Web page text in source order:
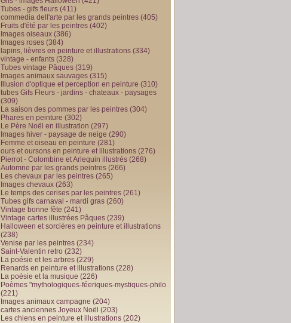
Tubes - gifs fleurs (411)
commedia dell'arte par les grands peintres (405)
Fruits d'été par les peintres (402)
Images oiseaux (386)
Images roses (384)
lapins, lièvres en peinture et illustrations (334)
vintage - enfants (328)
Tubes vintage Pâques (319)
Images animaux sauvages (315)
Illusion d'optique et perception en peinture (310)
tubes Gifs Fleurs - jardins - chateaux - paysages
(309)
La saison des pommes par les peintres (304)
Phares en peinture (302)
Le Père Noël en illustration (297)
Images hiver - paysage de neige (290)
Femme et oiseau en peinture (281)
ours et oursons en peinture et illustrations (276)
Pierrot - Colombine et Arlequin illustrés (268)
Automne par les grands peintres (266)
Les chevaux par les peintres (265)
Images chevaux (263)
Le temps des cerises par les peintres (261)
Tubes gifs carnaval - mardi gras (260)
Vintage bonne fête (241)
Vintage cartes illustrées Pâques (239)
Halloween et sorcières en peinture et illustrations
(238)
Venise par les peintres (234)
Saint-Valentin retro (232)
La poésie et les arbres (229)
Renards en peinture et illustrations (228)
La poésie et la musique (226)
Poèmes "mythologiques-féeriques-mystiques-philo
(221)
Images animaux campagne (204)
cartes anciennes Joyeux Noël (203)
Les chiens en peinture et illustrations (202)